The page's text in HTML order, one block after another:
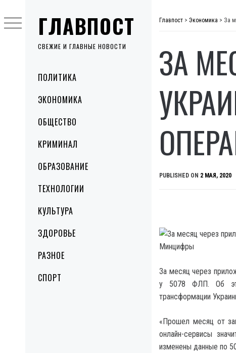
ГЛАВПОСТ
СВЕЖИЕ И ГЛАВНЫЕ НОВОСТИ
MenuПОЛИТИКА
ЭКОНОМИКА
ОБЩЕСТВО
КРИМИНАЛ
ОБРАЗОВАНИЕ
ТЕХНОЛОГИИ
КУЛЬТУРА
ЗДОРОВЬЕ
РАЗНОЕ
СПОРТ
to
content
Главпост > Экономика > За
ЗА
PUBLISHED ON 2 МАЯ, 2020
За месяц через
у 5078 ФЛП. Об
трансформации
«Прошел месяц от
онлайн-сервисы
изменены данные по